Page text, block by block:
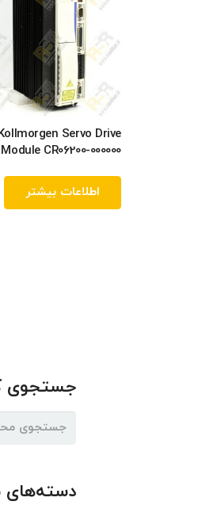
Servo Drive
Module CR06200-000000
اطلاعات بیشتر
جستجوی
جستجو
برای: